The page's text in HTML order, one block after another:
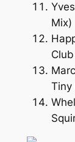
Mix)
Tiny